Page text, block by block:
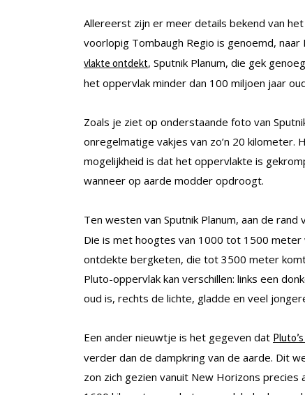
Allereerst zijn er meer details bekend van
voorlopig Tombaugh Regio is genoemd,
vlakte ontdekt, Sputnik Planum, die gek
het oppervlak minder dan 100 miljoen jaar
Zoals je ziet op onderstaande foto van
onregelmatige vakjes van zo’n 20 kilometer.
mogelijkheid is dat het oppervlakte is
wanneer op aarde modder opdroogt.
Ten westen van Sputnik Planum, aan de
Die is met hoogtes van 1000 tot 1500
ontdekte bergketen, die tot 3500 meter
Pluto-oppervlak kan verschillen: links een
oud is, rechts de lichte, gladde en veel
Een ander nieuwtje is het gegeven dat
verder dan de dampkring van de aarde. Dit
zon zich gezien vanuit New Horizons